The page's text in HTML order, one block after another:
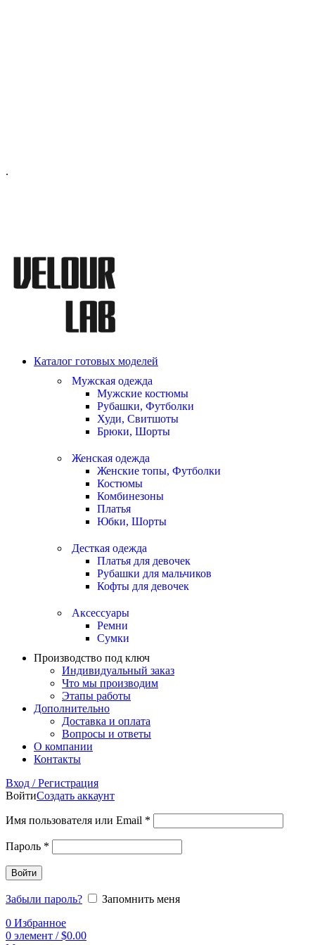
.
Каталог готовых моделей
Мужская одежда
Мужские костюмы
Рубашки, Футболки
Худи, Свитшоты
Брюки, Шорты
Женская одежда
Женские топы, Футболки
Костюмы
Комбинезоны
Платья
Юбки, Шорты
Десткая одежда
Платья для девочек
Рубашки для мальчиков
Кофты для девочек
Аксессуары
Ремни
Сумки
Производство под ключ
Индивидуальный заказ
Что мы производим
Этапы работы
Дополнительно
Доставка и оплата
Вопросы и ответы
О компании
Контакты
Вход / Регистрация
ВойтиСоздать аккаунт
Имя пользователя или Email *
Пароль *
Войти
Забыли пароль?
Запомнить меня
0 Избранное
0 элемент / $0.00